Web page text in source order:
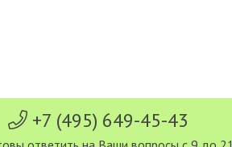
+7 (495) 649-45-43